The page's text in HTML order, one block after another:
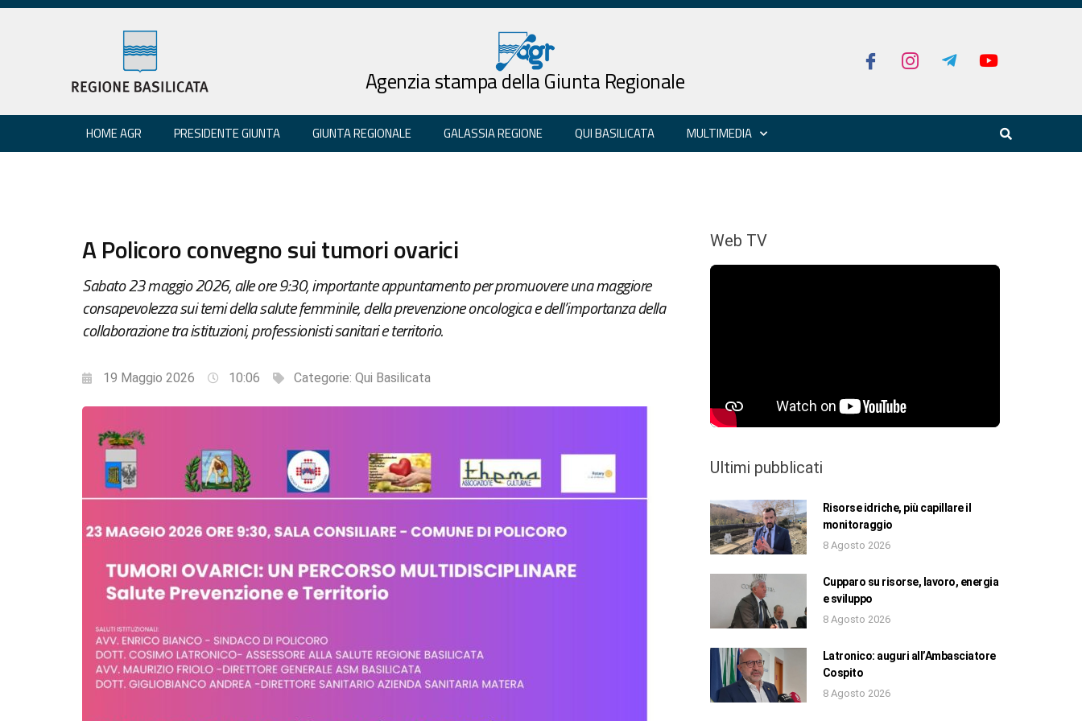
Agenzia stampa della Giunta Regionale
HOME AGR PRESIDENTE GIUNTA GIUNTA REGIONALE GALASSIA REGIONE QUI BASILICATA MULTIMEDIA
A Policoro convegno sui tumori ovarici
Sabato 23 maggio 2026, alle ore 9:30, importante appuntamento per promuovere una maggiore
consapevolezza sui temi della salute femminile, della prevenzione oncologica e dell’importanza della
collaborazione tra istituzioni, professionisti sanitari e territorio.
19 Maggio 2026 10:06 Categorie: Qui Basilicata
Web TV
Ultimi pubblicati
Risorse idriche, più capillare il
monitoraggio
8 Agosto 2026
Cupparo su risorse, lavoro, energia
e sviluppo
8 Agosto 2026
Latronico: auguri all’Ambasciatore
Cospito
8 Agosto 2026